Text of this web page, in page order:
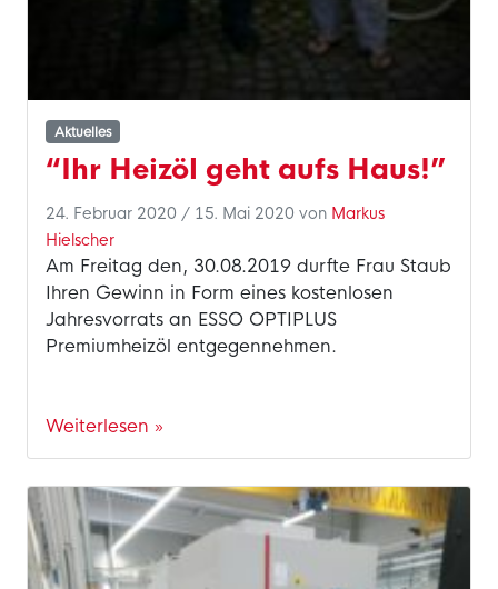
Aktuelles
“Ihr Heizöl geht aufs Haus!”
24. Februar 2020 / 15. Mai 2020 von Markus
Hielscher
Am Freitag den, 30.08.2019 durfte Frau Staub
Ihren Gewinn in Form eines kostenlosen
Jahresvorrats an ESSO OPTIPLUS
Premiumheizöl entgegennehmen.
Weiterlesen »